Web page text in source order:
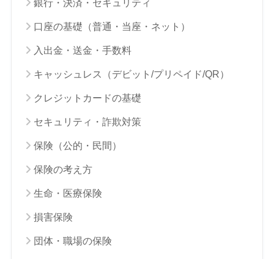
銀行・決済・セキュリティ
口座の基礎（普通・当座・ネット）
入出金・送金・手数料
キャッシュレス（デビット/プリペイド/QR）
クレジットカードの基礎
セキュリティ・詐欺対策
保険（公的・民間）
保険の考え方
生命・医療保険
損害保険
団体・職場の保険